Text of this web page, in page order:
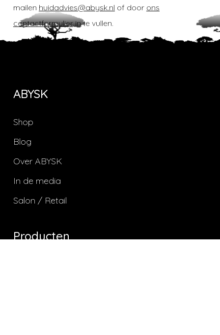
mailen huidadvies@abysk.nl of door ons
contactformulierin te vullen.
ABYSK
Shop
Blog
Over ABYSK
In de media
Salon / Retail
Producten